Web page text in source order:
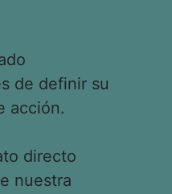
de definir su
acción.
directo
nuestra